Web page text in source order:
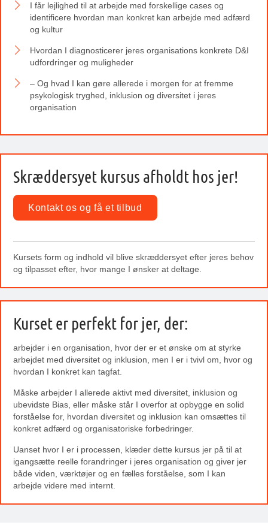
I får lejlighed til at arbejde med forskellige cases og
identificere hvordan man konkret kan arbejde med adfærd
og kultur
Hvordan I diagnosticerer jeres organisations konkrete D&I
udfordringer og muligheder
– Og hvad I kan gøre allerede i morgen for at fremme
psykologisk tryghed, inklusion og diversitet i jeres
organisation
Skræddersyet kursus afholdt hos jer!
Kontakt os og få et tilbud
Kursets form og indhold vil blive skræddersyet efter jeres behov
og tilpasset efter, hvor mange I ønsker at deltage.
Kurset er perfekt for jer, der:
arbejder i en organisation, hvor der er et ønske om at styrke
arbejdet med diversitet og inklusion, men I er i tvivl om, hvor og
hvordan I konkret kan tagfat.
Måske arbejder I allerede aktivt med diversitet, inklusion og
ubevidste Bias, eller måske står I overfor at opbygge en solid
forståelse for, hvordan diversitet og inklusion kan omsættes til
konkret adfærd og organisatoriske forbedringer.
Uanset hvor I er i processen, klæder dette kursus jer på til at
igangsætte reelle forandringer i jeres organisation og giver jer
både viden, værktøjer og en fælles forståelse, som I kan
arbejde videre med internt.